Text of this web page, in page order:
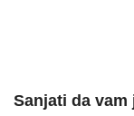
Sanjati da vam